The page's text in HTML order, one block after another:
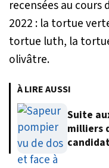
recensées au
2022 : la tortue
tortue luth, la
olivâtre.
À LIRE AUSSI
Suite
milliers